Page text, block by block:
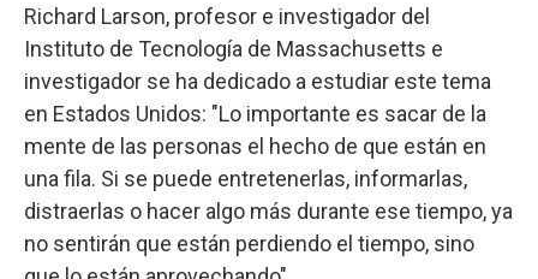
Richard Larson, profesor e investigador del
Instituto de Tecnología de Massachusetts e
investigador se ha dedicado a estudiar este tema
en Estados Unidos: "Lo importante es sacar de la
mente de las personas el hecho de que están en
una fila. Si se puede entretenerlas, informarlas,
distraerlas o hacer algo más durante ese tiempo, ya
no sentirán que están perdiendo el tiempo, sino